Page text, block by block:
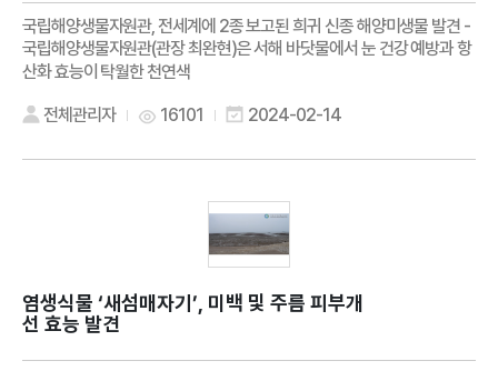
국립해양생물자원관, 전세계에 2종 보고된 희귀 신종 해양미생물 발견 -
국립해양생물자원관(관장 최완현)은 서해 바닷물에서 눈 건강 예방과 항
산화 효능이 탁월한 천연색
전체관리자 16101 2024-02-14
염생식물 ‘새섬매자기’, 미백 및 주름 피부개
선 효능 발견